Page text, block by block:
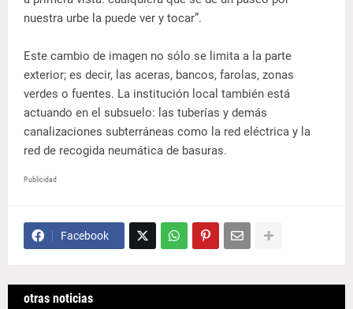
nuestra urbe la puede ver y tocar”.
Este cambio de imagen no sólo se limita a la parte
exterior; es decir, las aceras, bancos, farolas, zonas
verdes o fuentes. La institución local también está
actuando en el subsuelo: las tuberías y demás
canalizaciones subterráneas como la red eléctrica y la
red de recogida neumática de basuras.
Publicidad
Facebook
otras noticias